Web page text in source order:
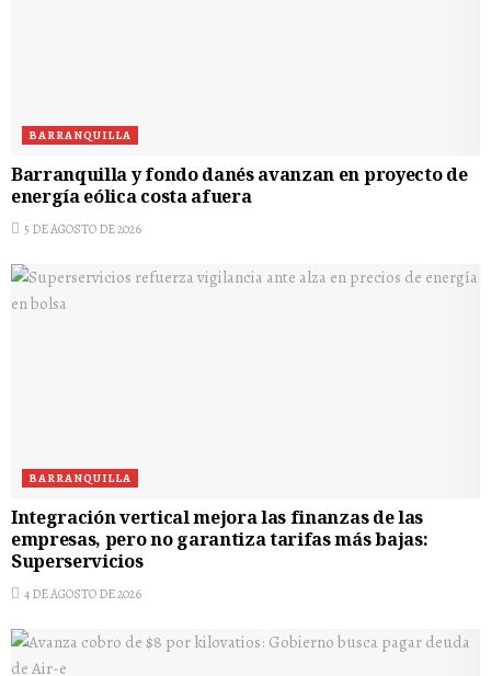
BARRANQUILLA
Barranquilla y fondo danés avanzan en proyecto de
energía eólica costa afuera
5 DE AGOSTO DE 2026
BARRANQUILLA
Integración vertical mejora las finanzas de las
empresas, pero no garantiza tarifas más bajas:
Superservicios
4 DE AGOSTO DE 2026